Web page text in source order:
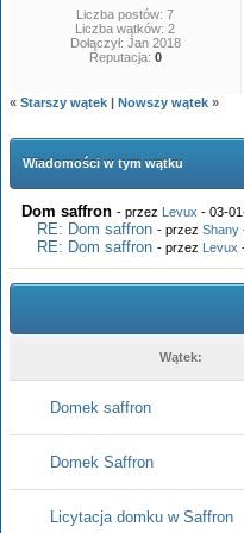
Liczba postów: 7
Liczba wątków: 2
Dołączył: Jan 2018
Reputacja: 0
«Starszy wątek |Nowszy wątek »
Wiadomości w tym wątku
Dom saffron - przez Levux - 03-
RE: Dom saffron - przezShany
RE: Dom saffron - przez Levux
Wątek:
Domek saffron
Domek Saffron
Licytacja domku w Saffron